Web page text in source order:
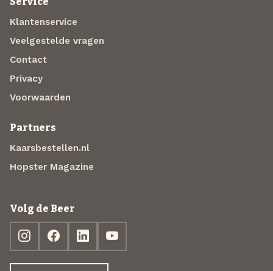
Klantenservice
Veelgestelde vragen
Contact
Privacy
Voorwaarden
Partners
Kaarsbestellen.nl
Hopster Magazine
Volg de Beer